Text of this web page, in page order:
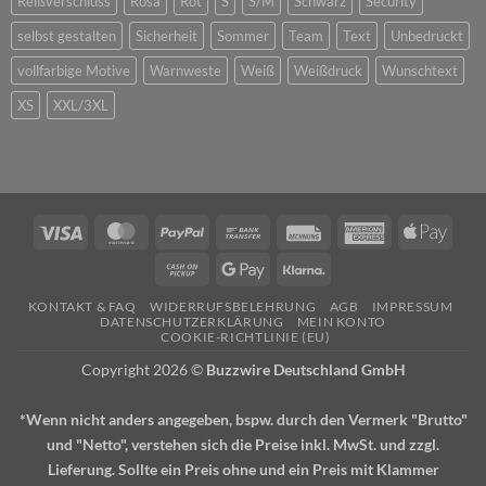
selbst gestalten
Sicherheit Sommer Team Text
Unbedruckt
vollfarbige Motive
Warnweste Weiß Weißdruck
Wunschtext
XS
XXL/3XL
Visa MasterCardPayPal
Bank
Rechung
AmericanApple
Cash
Pickup
Google
KONTAKT & FAQ WIDERRUFSBELEHRUNG AGB
IMPRESSUM
DATENSCHUTZERKLÄRUNG
MEIN KONTO
COOKIE-RICHTLINIE (EU)
Copyright 2026 © Buzzwire Deutschland GmbH
*Wenn nicht anders angegeben, bspw. durch den Vermerk "Brutto"
und "Netto", verstehen sich die Preise inkl. MwSt. und zzgl.
Lieferung. Sollte ein Preis ohne und ein Preis mit Klammer